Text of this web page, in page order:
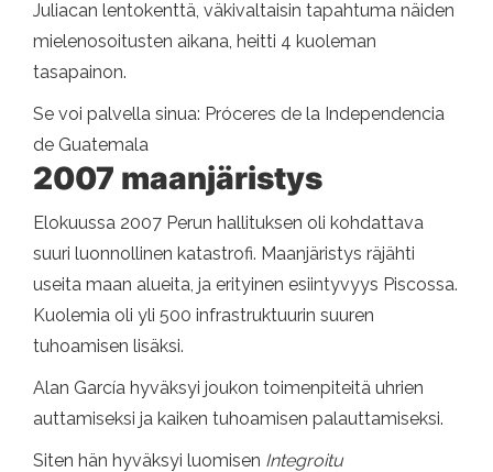
Juliacan lentokenttä, väkivaltaisin tapahtuma näiden
mielenosoitusten aikana, heitti 4 kuoleman
tasapainon.
Se voi palvella sinua: Próceres de la Independencia
de Guatemala
2007 maanjäristys
Elokuussa 2007 Perun hallituksen oli kohdattava
suuri luonnollinen katastrofi. Maanjäristys räjähti
useita maan alueita, ja erityinen esiintyvyys Piscossa.
Kuolemia oli yli 500 infrastruktuurin suuren
tuhoamisen lisäksi.
Alan García hyväksyi joukon toimenpiteitä uhrien
auttamiseksi ja kaiken tuhoamisen palauttamiseksi.
Siten hän hyväksyi luomisen Integroitu